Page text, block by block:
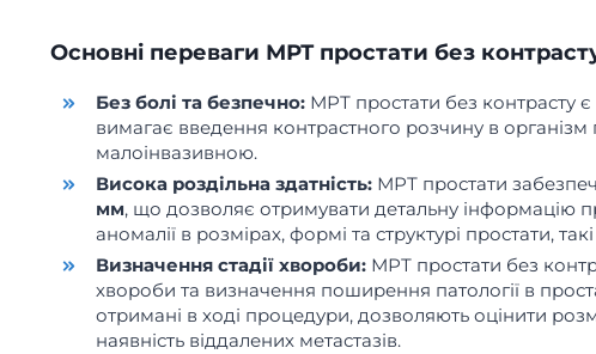
Основні переваги МРТ простати без
Без болі та безпечно: МРТ простати без контрасту
вимагає введення контрастного розчину в
малоінвазивною.
Висока роздільна здатність: МРТ простати
мм, що дозволяє отримувати детальну інформацію
аномалії в розмірах, формі та структурі простати,
Визначення стадії хвороби: МРТ простати без
хвороби та визначення поширення патології в
отримані в ході процедури, дозволяють оцінити
наявність віддалених метастазів.